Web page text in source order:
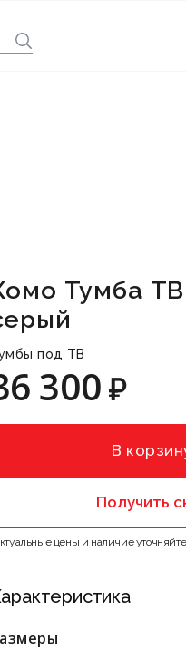
Тумба
под ТВ
300 ₽
В
Получить
цены и наличие